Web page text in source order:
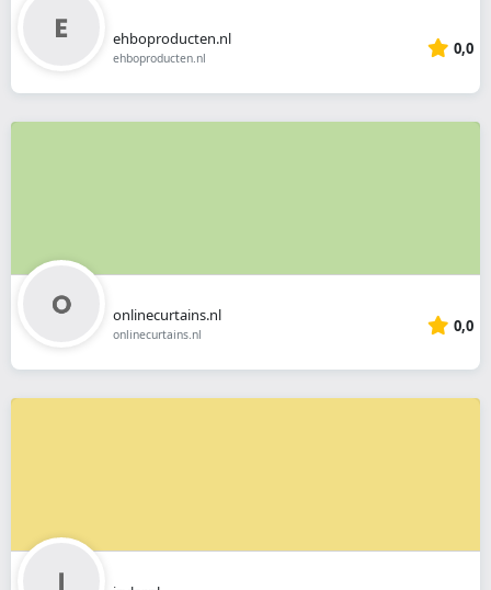
ehboproducten.nl
ehboproducten.nl 0,0
onlinecurtains.nl
onlinecurtains.nl 0,0